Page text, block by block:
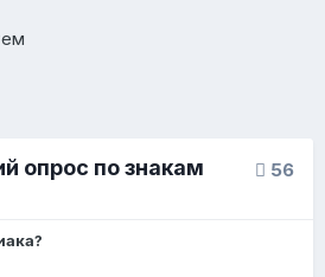
56
опрос по знакам